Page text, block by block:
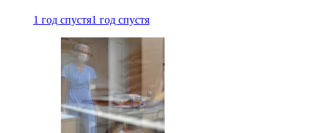
1 год спустя1 год спустя